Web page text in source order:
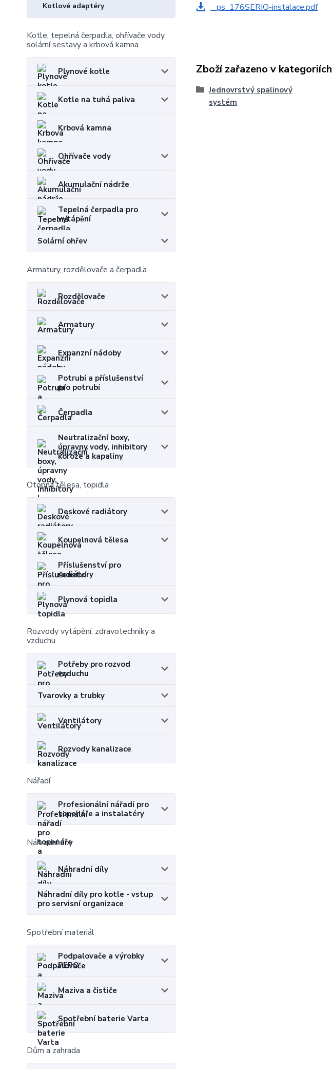
Kotlové adaptéry
Kotle, tepelná čerpadla, ohřívače vody,
solární sestavy a krbová kamna
Plynové kotle
Kotle na tuhá paliva
Krbová kamna
Ohřívače vody
Akumulační nádrže
Tepelná čerpadla pro
vytápění
Solární ohřev
Armatury, rozdělovače a čerpadla
Rozdělovače
Armatury
Expanzní nádoby
Potrubí a příslušenství
pro potrubí
Čerpadla
Neutralizační boxy,
úpravny vody, inhibitory
koroze a kapaliny
Otopná tělesa, topidla
Deskové radiátory
Koupelnová tělesa
Příslušenství pro
radiátory
Plynová topidla
Rozvody vytápění, zdravotechniky a
vzduchu
Potřeby pro rozvod
vzduchu
Tvarovky a trubky
Ventilátory
Rozvody kanalizace
Nářadí
Profesionální nářadí pro
topenáře a instalatéry
Náhradní díly
Náhradní díly
Náhradní díly pro kotle - vstup
pro servisní organizace
Spotřební materiál
Podpalovače a výrobky
PEPO
Maziva a čističe
Spotřební baterie Varta
Dům a zahrada
_ps_176SERIO-instalace.pdf
Zboží zařazeno v kategoriích
Jednovrstvý spalinový
systém